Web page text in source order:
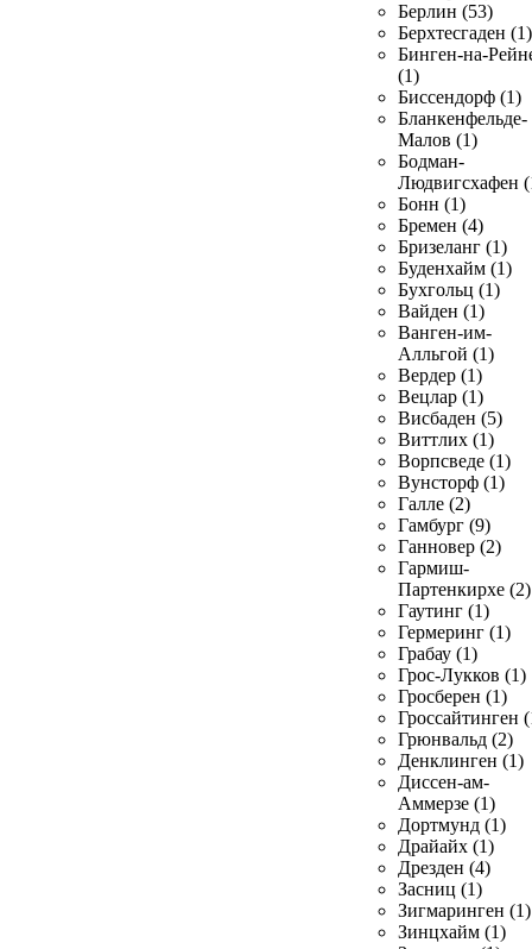
Берлин (53)
Берхтесгаден (1)
Бинген-на-
(1)
Биссендорф (1)
Бланкенфельде-
Малов (1)
Бодман-
Людвигсхафен
Бонн (1)
Бремен (4)
Бризеланг (1)
Буденхайм (1)
Бухгольц (1)
Вайден (1)
Ванген-им-
Алльгой (1)
Вердер (1)
Вецлар (1)
Висбаден (5)
Виттлих (1)
Ворпсведе (1)
Вунсторф (1)
Галле (2)
Гамбург (9)
Ганновер (2)
Гармиш-
Партенкирхе (2)
Гаутинг (1)
Гермеринг (1)
Грабау (1)
Грос-Лукков (1)
Гросберен (1)
Гроссайтинген
Грюнвальд (2)
Денклинген (1)
Диссен-ам-
Аммерзе (1)
Дортмунд (1)
Драйайх (1)
Дрезден (4)
Засниц (1)
Зигмаринген (1)
Зинцхайм (1)